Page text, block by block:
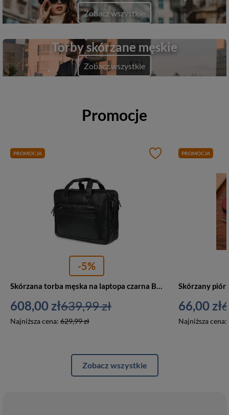
Zobacz wszystkie
Torby skórzane męskie
Zobacz wszystkie
Promocje
PROMOCJA
-5%
Skórzana torba męska na laptopa czarna Beltimore M56
608,00 zł
Najniższa cena: 629,99 zł
639,99 zł
PROMOCJA
66,00 zł
Najniższa cena:
Zobacz wszystkie